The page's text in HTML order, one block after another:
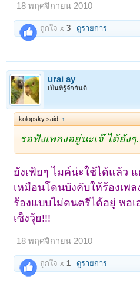
18 พฤศจิกายน 2010
ถูกใจ x3 ดูรายการ
urai ay
เป็นที่รู้จักกันดี
kolopsky said: ↑
รอฟังเพลงอยู่นะเจ๊ ได้ยังๆ
ยังเฟ้ยๆ ไมค์น่ะใช้ได้แล้ว แ
เหมือนโดนบังคับให้ร้องเพล
ร้องแบบไม่ดนตรีได้อยู่ พอ
เซ็งวุ้ย!!!
18 พฤศจิกายน 2010
ถูกใจ x1 ดูรายการ